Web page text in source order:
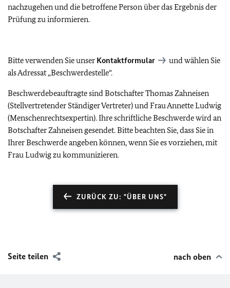
nachzugehen und die betroffene Person über das Ergebnis der
Prüfung zu informieren.
Bitte verwenden Sie unser Kontaktformular
und wählen Sie
als Adressat „Beschwerdestelle“.
Beschwerdebeauftragte sind Botschafter Thomas Zahneisen
(Stellvertretender Ständiger Vertreter) und Frau Annette Ludwig
(Menschenrechtsexpertin). Ihre schriftliche Beschwerde wird an
Botschafter Zahneisen gesendet. Bitte beachten Sie, dass Sie in
Ihrer Beschwerde angeben können, wenn Sie es vorziehen, mit
Frau Ludwig zu kommunizieren.
ZURÜCK ZU: "ÜBER UNS"
Seite teilen nach oben